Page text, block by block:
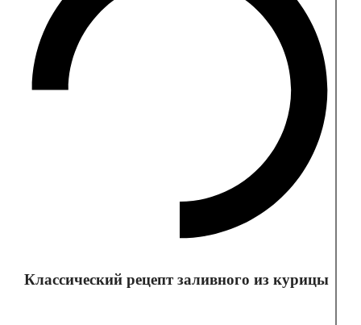
Классический рецепт заливного из курицы